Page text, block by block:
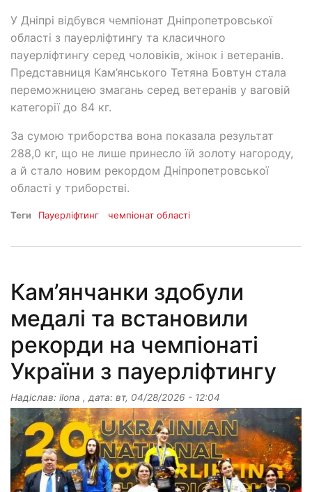
У Дніпрі відбувся чемпіонат Дніпропетровської
області з пауерліфтингу та класичного
пауерліфтингу серед чоловіків, жінок і ветеранів.
Представниця Кам’янського Тетяна Бовтун стала
переможницею змагань серед ветеранів у ваговій
категорії до 84 кг.
За сумою триборства вона показала результат
288,0 кг, що не лише принесло їй золоту нагороду,
а й стало новим рекордом Дніпропетровської
області у триборстві.
Теги Пауерліфтинг чемпіонат області
Кам’янчанки здобули
медалі та встановили
рекорди на чемпіонаті
України з пауерліфтингу
Надіслав: ilona , дата: вт, 04/28/2026 - 12:04